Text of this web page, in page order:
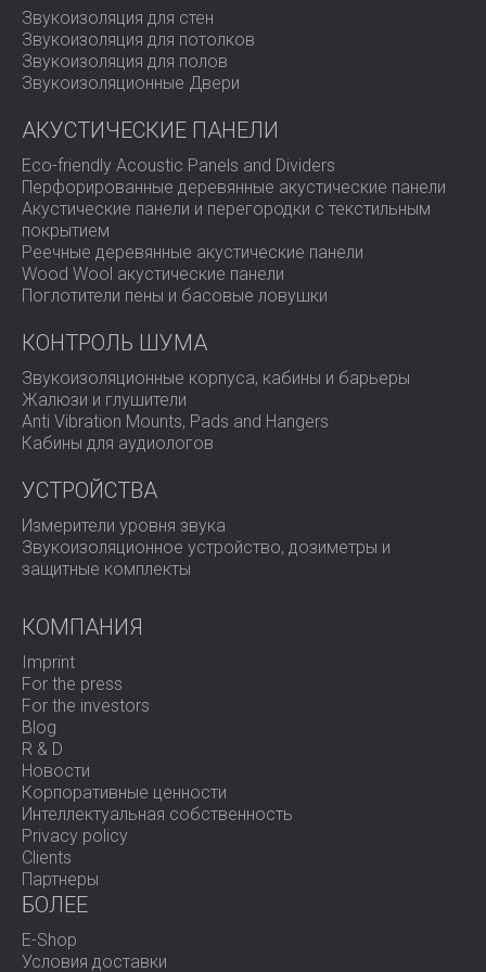
DECIBEL предлагает индивидуальные системы
звукоизоляции для систем отопления и охлаждения
чтобы разработать решение, которое обеспечит
экологичность и тишину в вашем доме.
Звукоизоляция для стен
Звукоизоляция для потолков
Звукоизоляция для полов
Звукоизоляционные Двери
АКУСТИЧЕСКИЕ ПАНЕЛИ
Eco-friendly Acoustic Panels and Dividers
Перфорированные деревянные акустические панели
Акустические панели и перегородки с текстильным
покрытием
Реечные деревянные акустические панели
Wood Wool акустические панели
Поглотители пены и басовые ловушки
КОНТРОЛЬ ШУМА
Звукоизоляционные корпуса, кабины и барьеры
Жалюзи и глушители
Anti Vibration Mounts, Pads and Hangers
Кабины для аудиологов
УСТРОЙСТВА
Измерители уровня звука
Звукоизоляционное устройство, дозиметры и
защитные комплекты
КОМПАНИЯ
Imprint
For the press
For the investors
Blog
R & D
Новости
Корпоративные ценности
Интеллектуальная собственность
Privacy policy
Clients
Партнеры
БОЛЕЕ
E-Shop
Условия доставки